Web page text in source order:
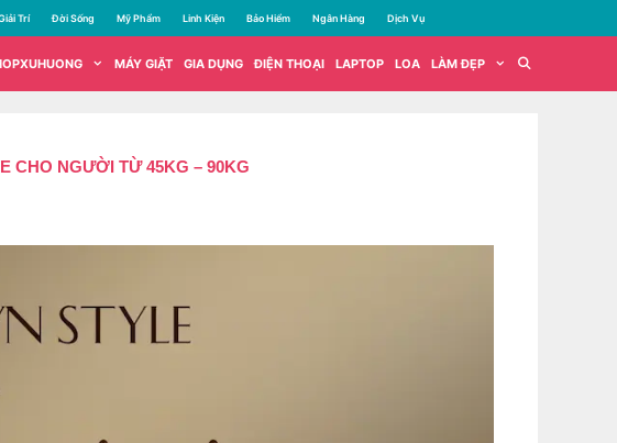
Trí Đời Sống Mỹ Phẩm Linh Kiện Bảo Hiểm Ngân Hàng Dịch Vụ
MÁY GIẶT GIA DỤNG ĐIỆN THOẠI LAPTOP LOA LÀM ĐẸP
CHO NGƯỜI TỪ 45KG – 90KG